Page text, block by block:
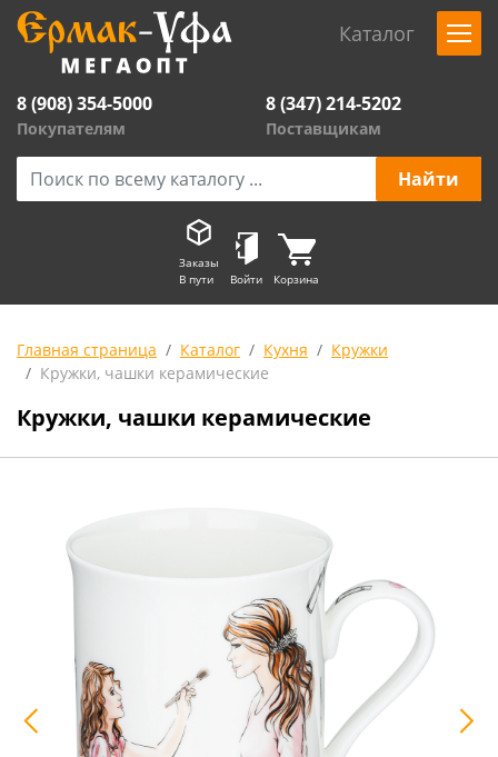
Каталог
8 (908) 354-5000
Покупателям
8 (347) 214-5202
Поставщикам
Заказы
В пути
Войти Корзина
Главная страница Каталог Кухня
Кружки
Кружки, чашки керамические
Кружки, чашки керамические